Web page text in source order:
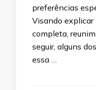
preferências
Visando explicar
completa,
seguir, alguns
essa …